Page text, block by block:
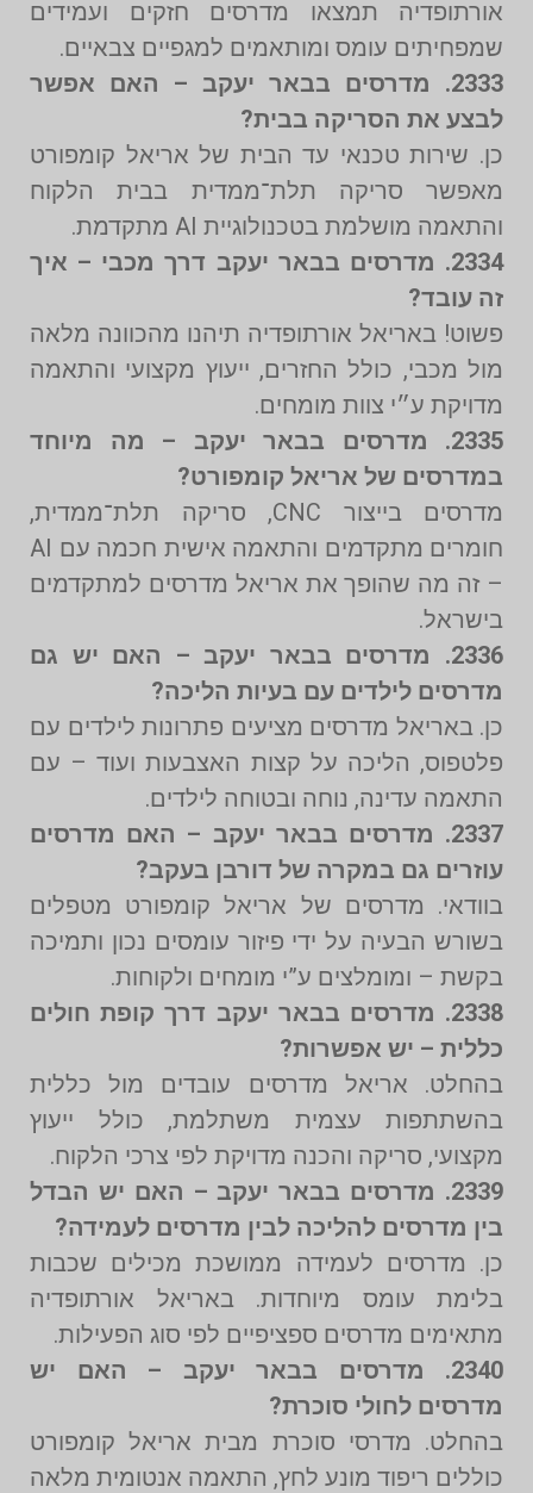
אורתופדיה תמצאו מדרסים חזקים ועמידים
שמפחיתים עומס ומותאמים למגפיים צבאיים.
2333. מדרסים בבאר יעקב – האם אפשר
לבצע את הסריקה בבית?
כן. שירות טכנאי עד הבית של אריאל קומפורט
מאפשר סריקה תלת־ממדית בבית הלקוח
והתאמה מושלמת בטכנולוגיית AI מתקדמת.
2334. מדרסים בבאר יעקב דרך מכבי – איך
זה עובד?
פשוט! באריאל אורתופדיה תיהנו מהכוונה מלאה
מול מכבי, כולל החזרים, ייעוץ מקצועי והתאמה
מדויקת ע״י צוות מומחים.
2335. מדרסים בבאר יעקב – מה מיוחד
במדרסים של אריאל קומפורט?
מדרסים בייצור CNC, סריקה תלת־ממדית,
חומרים מתקדמים והתאמה אישית חכמה עם AI
– זה מה שהופך את אריאל מדרסים למתקדמים
בישראל.
2336. מדרסים בבאר יעקב – האם יש גם
מדרסים לילדים עם בעיות הליכה?
כן. באריאל מדרסים מציעים פתרונות לילדים עם
פלטפוס, הליכה על קצות האצבעות ועוד – עם
התאמה עדינה, נוחה ובטוחה לילדים.
2337. מדרסים בבאר יעקב – האם מדרסים
עוזרים גם במקרה של דורבן בעקב?
בוודאי. מדרסים של אריאל קומפורט מטפלים
בשורש הבעיה על ידי פיזור עומסים נכון ותמיכה
בקשת – ומומלצים ע”י מומחים ולקוחות.
2338. מדרסים בבאר יעקב דרך קופת חולים
כללית – יש אפשרות?
בהחלט. אריאל מדרסים עובדים מול כללית
בהשתתפות עצמית משתלמת, כולל ייעוץ
מקצועי, סריקה והכנה מדויקת לפי צרכי הלקוח.
2339. מדרסים בבאר יעקב – האם יש הבדל
בין מדרסים להליכה לבין מדרסים לעמידה?
כן. מדרסים לעמידה ממושכת מכילים שכבות
בלימת עומס מיוחדות. באריאל אורתופדיה
מתאימים מדרסים ספציפיים לפי סוג הפעילות.
2340. מדרסים בבאר יעקב – האם יש
מדרסים לחולי סוכרת?
בהחלט. מדרסי סוכרת מבית אריאל קומפורט
כוללים ריפוד מונע לחץ, התאמה אנטומית מלאה